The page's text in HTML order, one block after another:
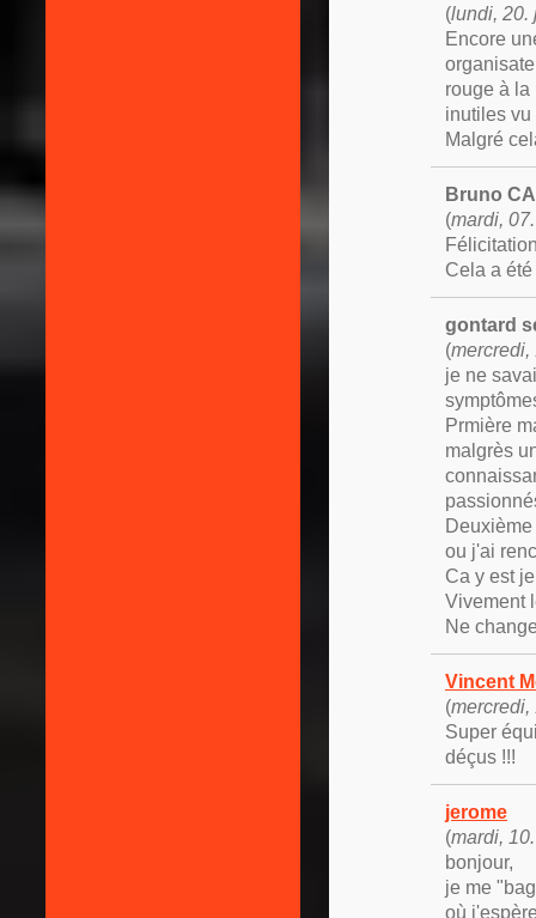
(lundi, 20.
Encore
rouge à
inutiles vu
Malgré
Bruno
(mardi,
Cela a
gontard
(mercredi,
je ne
Prmière
malgrès
ou j'ai
Ca y est
Vivement
Ne
Vincent
(mercredi,
Super
déçus !!!
jerome
(mardi,
bonjour,
je me
où